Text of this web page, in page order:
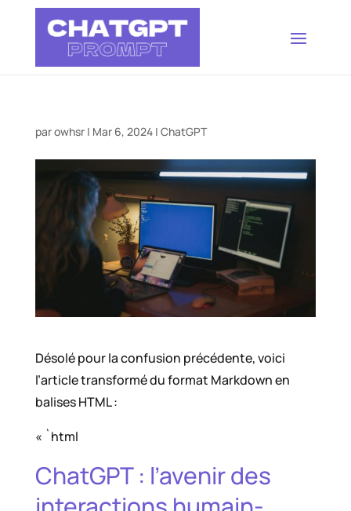
parowhsr| Mar 6, 2024| ChatGPT
Désolé pour la confusion précédente, voici
l’article transformé du format Markdown en
balises HTML :
« `html
ChatGPT : l’avenir des